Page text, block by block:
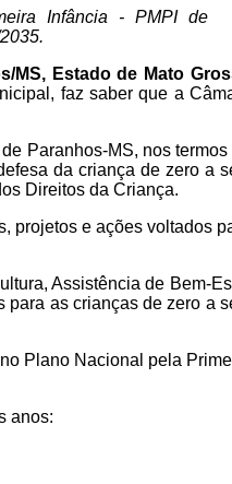
Infância - PMPI de
MS, Estado de Mato
faz saber que a
Paranhos-MS, nos termos
da criança de zero a
Direitos da Criança.
projetos e ações voltados
Assistência de Bem-
para as crianças de zero a
Plano Nacional pela
anos: